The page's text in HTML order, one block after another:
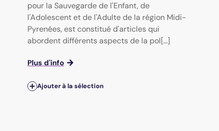
pour la Sauvegarde de l'Enfant, de
l'Adolescent et de l'Adulte de la région Midi-
Pyrenées, est constitué d'articles qui
abordent différents aspects de la pol[...]
Plus d'info
Ajouter à la sélection